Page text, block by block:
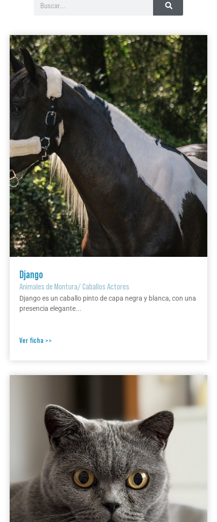
Django
Animales de Montura/Caballos Actores
Django es un caballo pinto de capa negra y blanca, con una
presencia elegante...
Ver ficha >>